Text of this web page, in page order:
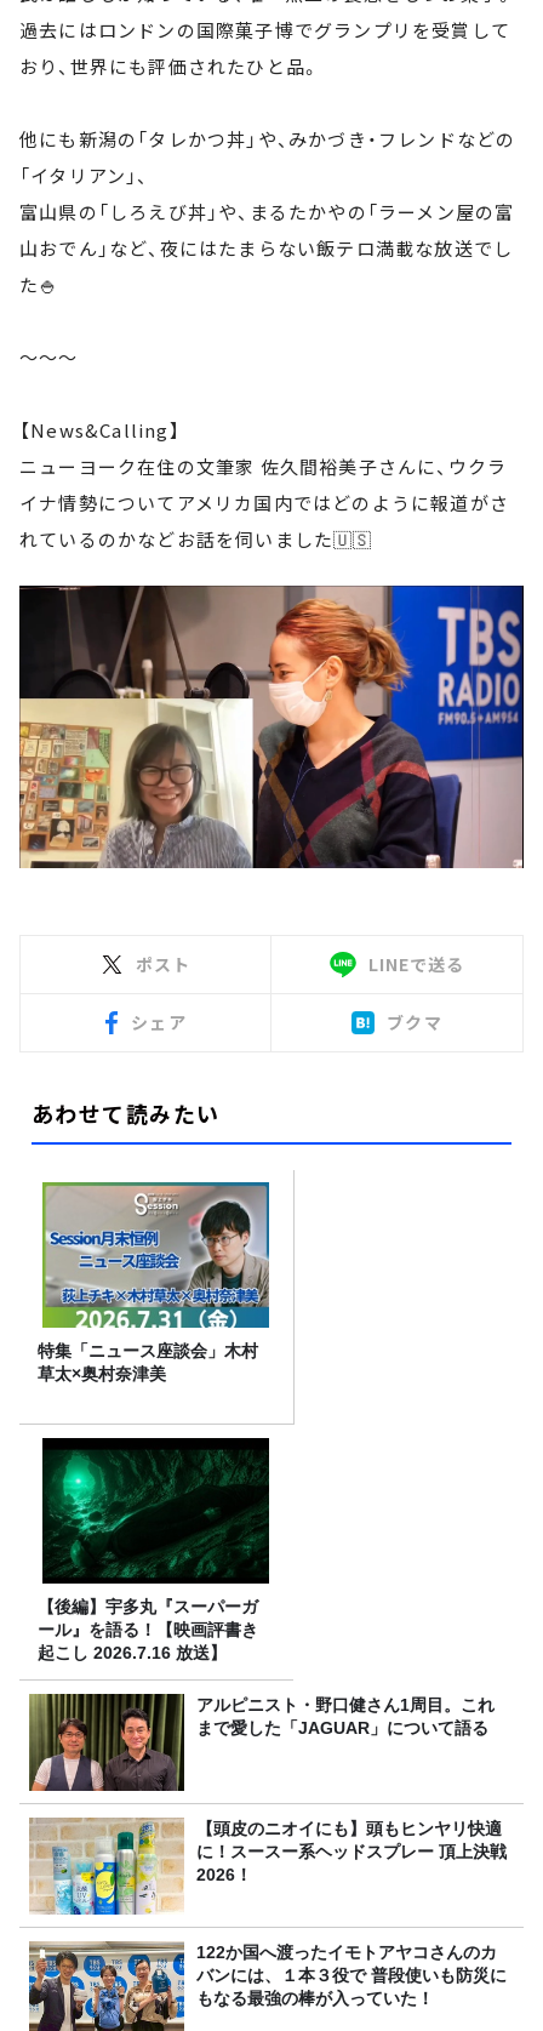
過去にはロンドンの国際菓子博でグランプリを受賞して
おり、世界にも評価されたひと品。
他にも新潟の「タレかつ丼」や、みかづき・フレンドなどの
「イタリアン」、
富山県の「しろえび丼」や、まるたかやの「ラーメン屋の富
山おでん」など、夜にはたまらない飯テロ満載な放送でし
た🍚
～～～
【News&Calling】
ニューヨーク在住の文筆家 佐久間裕美子さんに、ウクラ
イナ情勢についてアメリカ国内ではどのように報道がさ
れているのかなどお話を伺いました🇺🇸
ポスト LINEで送る
シェア ブクマ
あわせて読みたい
特集「ニュース座談会」木村
草太×奥村奈津美
【後編】宇多丸『スーパーガ
ール』を語る！【映画評書き
起こし 2026.7.16 放送】
アルピニスト・野口健さん1周目。これ
まで愛した「JAGUAR」について語る
【頭皮のニオイにも】頭もヒンヤリ快適
に！スースー系ヘッドスプレー 頂上決戦
2026！
122か国へ渡ったイモトアヤコさんのカ
バンには、１本３役で 普段使いも防災に
もなる最強の棒が入っていた！